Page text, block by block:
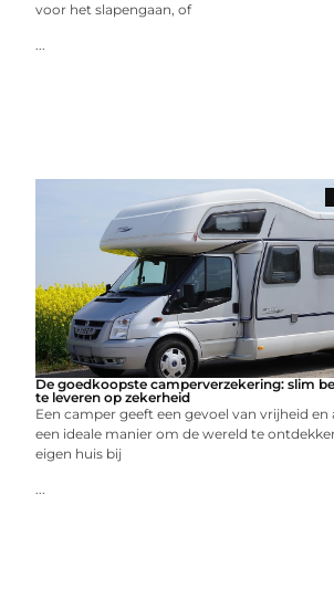
voor het slapengaan, of
...
De goedkoopste camperverzekering: slim
te leveren op zekerheid
Een camper geeft een gevoel van vrijheid
een ideale manier om de wereld te
eigen huis bij
...